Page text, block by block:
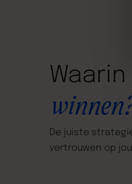
Waarin
De juiste
vertrouwen op